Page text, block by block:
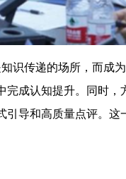
识传递的场所，而成
成认知提升。同时，
导和高质量点评。这